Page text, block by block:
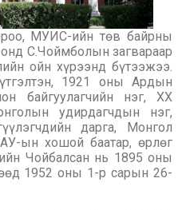
МУИС-ийн төв байрны
С.Чоймболын загвараар
ойн хүрээнд бүтээжээ.
1921 оны Ардын
байгуулагчийн нэг, XX
удирдагчдын нэг,
дарга, Монгол
ын хошой баатар, өрлөг
Чойбалсан нь 1895 оны
1952 оны 1-р сарын 26-